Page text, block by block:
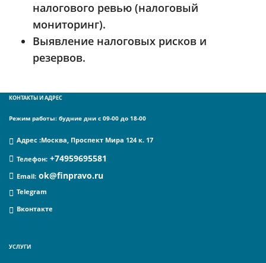
налогового ревью (налоговый
мониторинг).
Выявление налоговых рисков и
резервов.
КОНТАКТЫ И АДРЕС
Режим работы: будние дни с 09-00 до 18-00
Адрес :Москва, Проспект Мира 124 к. 17
Телефон: +74959695581
Email: ok@finpravo.ru
Telegram
Вконтакте
УСЛУГИ